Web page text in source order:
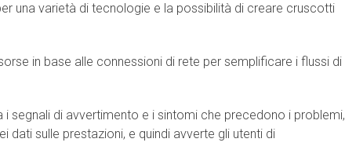
una varietà di tecnologie e la possibilità di creare cruscotti
in base alle connessioni di rete per semplificare i flussi di
i segnali di avvertimento e i sintomi che precedono i problemi,
dati sulle prestazioni, e quindi avverte gli utenti di